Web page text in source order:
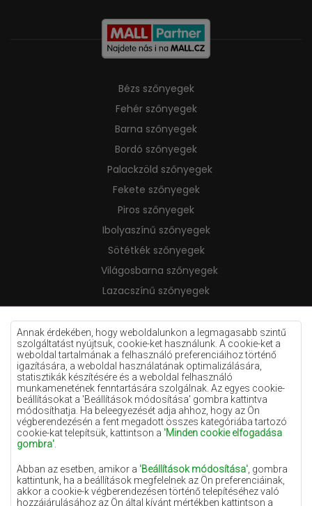
Annak érdekében, hogy weboldalunkon a legmagasabb szintű
szolgáltatást nyújtsuk, cookie-ket használunk. A cookie-ket a
weboldal tartalmának a felhasználó preferenciáihoz történő
igazítására, a weboldal használatának optimalizálására,
statisztikák készítésére és a weboldal felhasználó
munkamenetének fenntartására szolgálnak. Az egyes cookie-
beállításokat a 'Beállítások módosítása' gombra kattintva
módosíthatja. Ha beleegyezését adja ahhoz, hogy az Ön
végberendezésén a fent megadott összes kategóriába tartozó
cookie-kat telepítsük, kattintson a 'Minden cookie elfogadása
gombra'
Abban az esetben, amikor a 'Beállítások módosítása' , gombra
kattintunk, ha a beállítások megfelelnek az Ön preferenciáinak,
akkor a cookie-k végberendezésen történő telepítéséhez való
hozzájárulásához az Ön által kívánt mértékben kattintson a
Bézs szőnyegek
Fehér szőnyegek
Barna szőnyegek
Bordó szőnyegek
Palackzöld szőnyegek
Fekete szőnyegek
Piros szőnyegek
Ibolyaszínű szőnyegek
Sötétkék szőnyegek
Világosbarna szőnyegek
Lazacszínű szőnyegek
Krémszínű szőnyegek
Lila szőnyegek
Sárga szőnyegek
Mentaszínű szőnyegek
Világoskék szőnyegek
Narancssárga szőnyegek
Rózsaszín szőnyegek
Terrakotta szőnyegek
Zöld szőnyegek